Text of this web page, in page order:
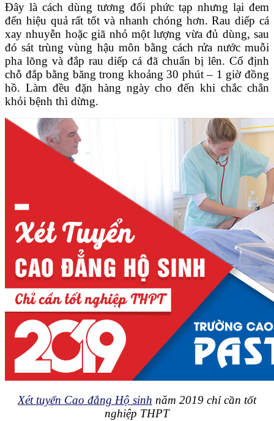
Đây là cách dùng tương đối phức tạp nhưng lại đem
đến hiệu quả rất tốt và nhanh chóng hơn. Rau diếp cá
xay nhuyễn hoặc giã nhỏ một lượng vừa đủ dùng, sau
đó sát trùng vùng hậu môn bằng cách rửa nước muỗi
pha lõng và đắp rau diếp cá đã chuẩn bị lên. Cố định
chỗ đắp bằng băng trong khoảng 30 phút – 1 giờ đồng
hồ. Làm đều đặn hàng ngày cho đến khi chắc chắn
khỏi bệnh thì dừng.
Xét tuyển Cao đẳng Hộ sinh năm 2019 chỉ cần tốt
nghiệp THPT